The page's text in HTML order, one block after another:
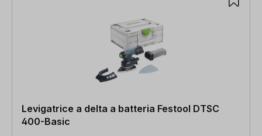
Levigatrice a delta a batteria Festool DTSC
400-Basic